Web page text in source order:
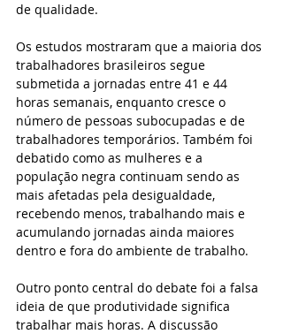
de qualidade.
Os estudos mostraram que a maioria dos
trabalhadores brasileiros segue
submetida a jornadas entre 41 e 44
horas semanais, enquanto cresce o
número de pessoas subocupadas e de
trabalhadores temporários. Também foi
debatido como as mulheres e a
população negra continuam sendo as
mais afetadas pela desigualdade,
recebendo menos, trabalhando mais e
acumulando jornadas ainda maiores
dentro e fora do ambiente de trabalho.
Outro ponto central do debate foi a falsa
ideia de que produtividade significa
trabalhar mais horas. A discussão